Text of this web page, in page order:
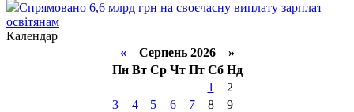
Спрямовано 6,6 млрд грн на своєчасну виплату зарплат
освітянам
Календар
«Серпень 2026 »
Пн Вт Ср Чт Пт Сб Нд
1
2
3
4 5 6 7 8
9